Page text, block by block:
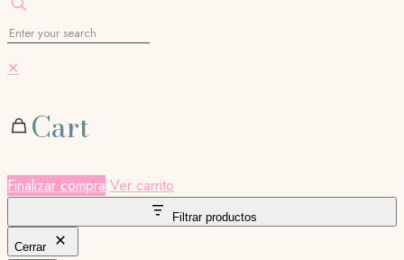
✕
Cart
Finalizar compra Ver carrito
Filtrar productos
Cerrar